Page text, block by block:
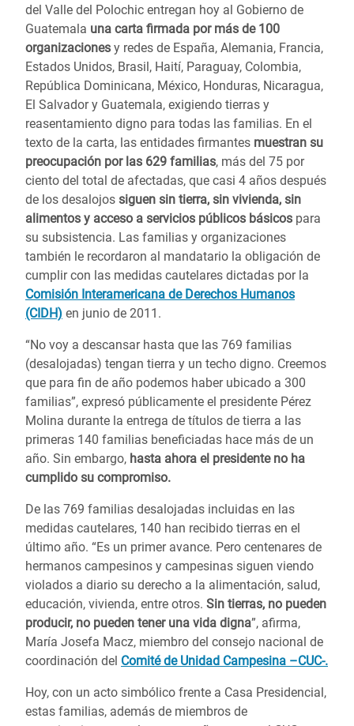
del Valle del Polochic entregan hoy al Gobierno de
Guatemala una carta firmada por más de 100
organizaciones y redes de España, Alemania, Francia,
Estados Unidos, Brasil, Haití, Paraguay, Colombia,
República Dominicana, México, Honduras, Nicaragua,
El Salvador y Guatemala, exigiendo tierras y
reasentamiento digno para todas las familias. En el
texto de la carta, las entidades firmantes muestran su
preocupación por las 629 familias, más del 75 por
ciento del total de afectadas, que casi 4 años después
de los desalojos siguen sin tierra, sin vivienda, sin
alimentos y acceso a servicios públicos básicos para
su subsistencia. Las familias y organizaciones
también le recordaron al mandatario la obligación de
cumplir con las medidas cautelares dictadas por la
Comisión Interamericana de Derechos Humanos
(CIDH) en junio de 2011.
“No voy a descansar hasta que las 769 familias
(desalojadas) tengan tierra y un techo digno. Creemos
que para fin de año podemos haber ubicado a 300
familias”, expresó públicamente el presidente Pérez
Molina durante la entrega de títulos de tierra a las
primeras 140 familias beneficiadas hace más de un
año. Sin embargo, hasta ahora el presidente no ha
cumplido su compromiso.
De las 769 familias desalojadas incluidas en las
medidas cautelares, 140 han recibido tierras en el
último año. “Es un primer avance. Pero centenares de
hermanos campesinos y campesinas siguen viendo
violados a diario su derecho a la alimentación, salud,
educación, vivienda, entre otros. Sin tierras, no pueden
producir, no pueden tener una vida digna”, afirma,
María Josefa Macz, miembro del consejo nacional de
coordinación del Comité de Unidad Campesina –CUC-.
Hoy, con un acto simbólico frente a Casa Presidencial,
estas familias, además de miembros de